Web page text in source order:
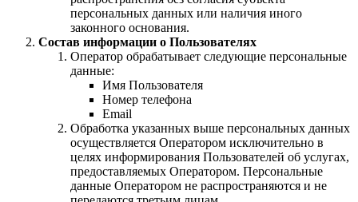
персональных данных или наличия иного
законного основания.
Состав информации о Пользователях
Оператор обрабатывает следующие персональные
данные:
Имя Пользователя
Номер телефона
Email
Обработка указанных выше персональных данных
осуществляется Оператором исключительно в
целях информирования Пользователей об услугах,
предоставляемых Оператором. Персональные
данные Оператором не распространяются и не